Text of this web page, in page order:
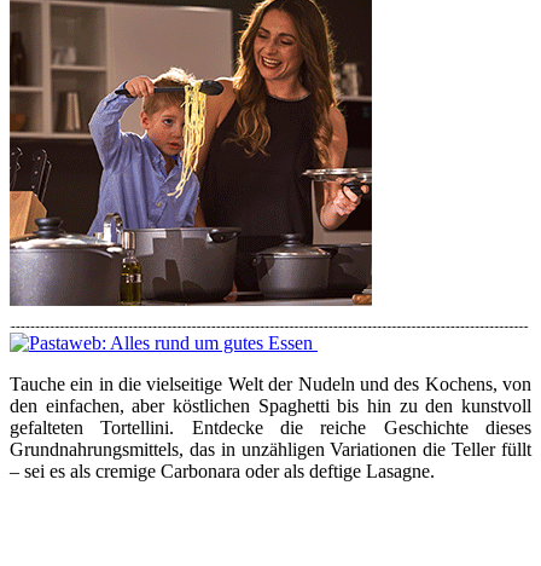
Tauche ein in die vielseitige Welt der Nudeln und des Kochens, von
den einfachen, aber köstlichen Spaghetti bis hin zu den kunstvoll
gefalteten Tortellini. Entdecke die reiche Geschichte dieses
Grundnahrungsmittels, das in unzähligen Variationen die Teller füllt
– sei es als cremige Carbonara oder als deftige Lasagne.